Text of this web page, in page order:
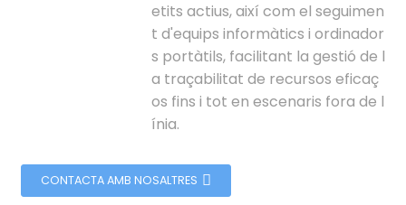
etits actius, així com el seguimen
t d'equips informàtics i ordinador
s portàtils, facilitant la gestió de l
a traçabilitat de recursos eficaç
os fins i tot en escenaris fora de l
ínia.
CONTACTA AMB NOSALTRES